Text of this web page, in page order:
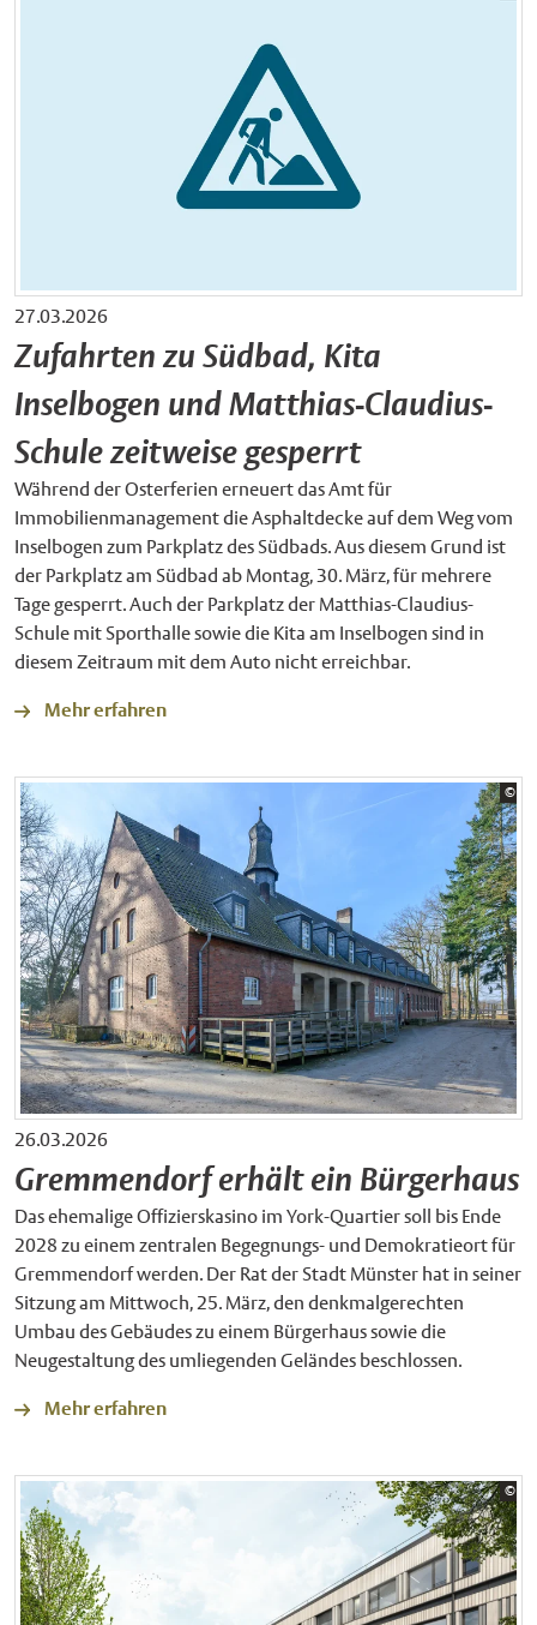
27.03.2026
Zufahrten zu Südbad, Kita
Inselbogen und Matthias-Claudius-
Schule zeitweise gesperrt
Während der Osterferien erneuert das Amt für
Immobilienmanagement die Asphaltdecke auf dem Weg vom
Inselbogen zum Parkplatz des Südbads. Aus diesem Grund ist
der Parkplatz am Südbad ab Montag, 30. März, für mehrere
Tage gesperrt. Auch der Parkplatz der Matthias-Claudius-
Schule mit Sporthalle sowie die Kita am Inselbogen sind in
diesem Zeitraum mit dem Auto nicht erreichbar.
Mehr erfahren
©
26.03.2026
Gremmendorf erhält ein Bürgerhaus
Das ehemalige Offizierskasino im York-Quartier soll bis Ende
2028 zu einem zentralen Begegnungs- und Demokratieort für
Gremmendorf werden. Der Rat der Stadt Münster hat in seiner
Sitzung am Mittwoch, 25. März, den denkmalgerechten
Umbau des Gebäudes zu einem Bürgerhaus sowie die
Neugestaltung des umliegenden Geländes beschlossen.
Mehr erfahren
©